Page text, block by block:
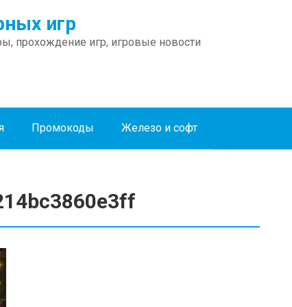
игр
прохождение игр, игровые новости
Промокоды Железо и софт